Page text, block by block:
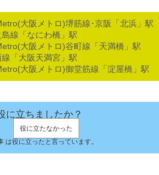
大阪メトロ)堺筋線･京阪「北浜」駅
線「なにわ橋」駅
大阪メトロ)谷町線「天満橋」駅
「大阪天満宮」駅
大阪メトロ)御堂筋線「淀屋橋」駅
に立ちましたか？
役に立たなかった
は役に立ったと言っています。